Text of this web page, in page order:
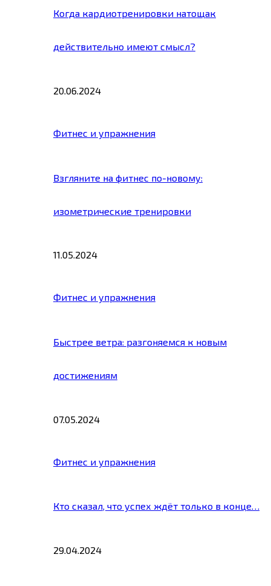
Когда кардиотренировки натощак
действительно имеют смысл?
20.06.2024
Фитнес и упражнения
Взгляните на фитнес по-новому:
изометрические тренировки
11.05.2024
Фитнес и упражнения
Быстрее ветра: разгоняемся к новым
достижениям
07.05.2024
Фитнес и упражнения
Кто сказал, что успех ждёт только в конце…
29.04.2024